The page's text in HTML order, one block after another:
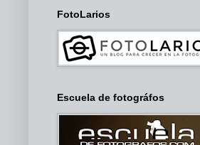
FotoLarios
Escuela de fotográfos